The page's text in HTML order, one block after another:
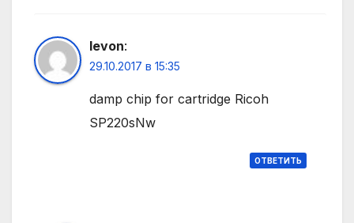
levon:
29.10.2017 в 15:35
damp chip for cartridge Ricoh
SP220sNw
ОТВЕТИТЬ